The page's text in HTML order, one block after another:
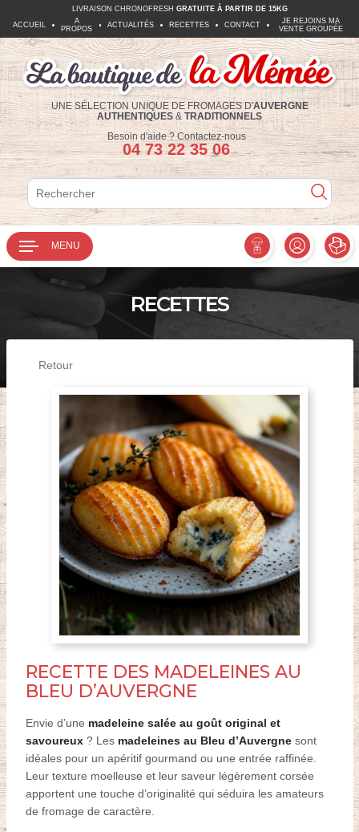
LIVRAISON CHRONOFRESH GRATUITE À PARTIR DE 15KG
ACCUEIL
A
PROPOS
ACTUALITÉS RECETTES CONTACT
JE REJOINS MA
VENTE GROUPÉE
UNE SÉLECTION UNIQUE DE FROMAGES D'AUVERGNE
AUTHENTIQUES & TRADITIONNELS
Besoin d'aide ?Contactez-nous
Téléphone :
04 73 22 35 06
Rechercher
Rechercher
MENU
RECETTES
Retour
RECETTE DES MADELEINES AU
BLEU D’AUVERGNE
Envie d’une madeleine salée au goût original et
savoureux? Les madeleines au Bleu d’Auvergnesont
idéales pour un apéritif gourmand ou une entrée raffinée.
Leur texture moelleuse et leur saveur légèrement corsée
apportent une touche d’originalité qui séduira les amateurs
de fromage de caractère.